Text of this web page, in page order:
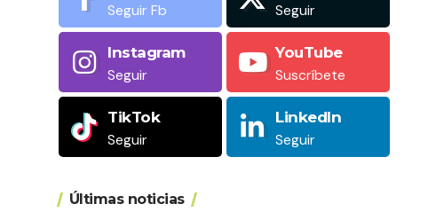
Seguir Fb Seguir
Instagram
Seguir
YouTube
Suscríbete
TikTok
Seguir
LinkedIn
Seguir
Últimas noticias